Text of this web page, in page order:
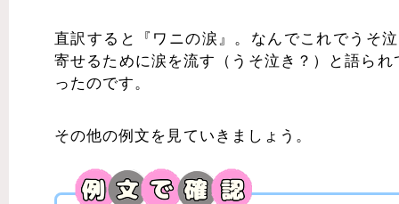
直訳すると『ワニの涙』。なんでこれでうそ
寄せるために涙を流す（うそ泣き？）と語ら
ったのです。
その他の例文を見ていきましょう。